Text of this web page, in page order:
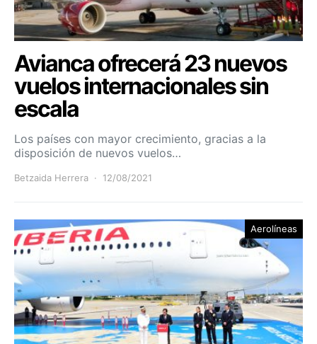
Avianca ofrecerá 23 nuevos
vuelos internacionales sin
escala
Los países con mayor crecimiento, gracias a la
disposición de nuevos vuelos…
Betzaida Herrera 12/08/2021
Aerolíneas